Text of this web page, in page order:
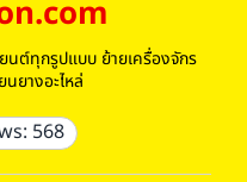
นต์ทุกรูปแบบ ย้ายเครื่องจักร
ยางอะไหล่
568